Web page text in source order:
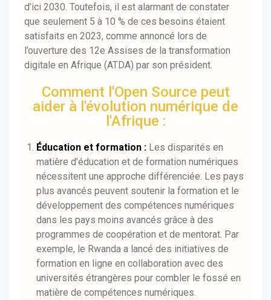
d’ici 2030. Toutefois, il est alarmant de constater
que seulement 5 à 10 % de ces besoins étaient
satisfaits en 2023, comme annoncé lors de
l’ouverture des 12e Assises de la transformation
digitale en Afrique (ATDA) par son président.
Comment l'Open Source peut
aider à l'évolution numérique de
l'Afrique :
Éducation et formation : Les disparités en
matière d’éducation et de formation numériques
nécessitent une approche différenciée. Les pays
plus avancés peuvent soutenir la formation et le
développement des compétences numériques
dans les pays moins avancés grâce à des
programmes de coopération et de mentorat. Par
exemple, le Rwanda a lancé des initiatives de
formation en ligne en collaboration avec des
universités étrangères pour combler le fossé en
matière de compétences numériques.